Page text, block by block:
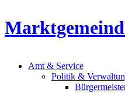
Amt & Service
Politik &